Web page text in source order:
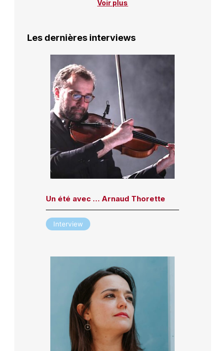
Voir plus
Les dernières interviews
Un été avec … Arnaud Thorette
Interview